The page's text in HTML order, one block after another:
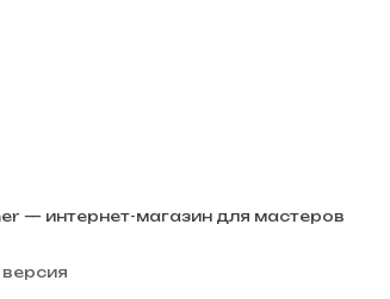
— интернет-магазин для мастеров